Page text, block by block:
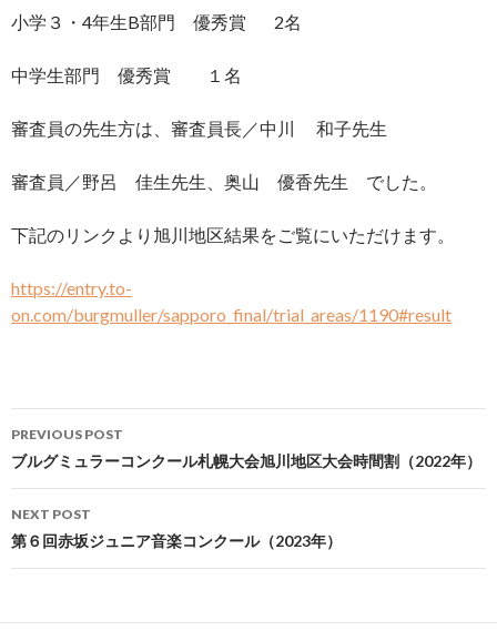
小学３・4年生B部門 優秀賞 2名
中学生部門 優秀賞 １名
審査員の先生方は、審査員長／中川 和子先生
審査員／野呂 佳生先生、奥山 優香先生 でした。
下記のリンクより旭川地区結果をご覧にいただけます。
https://entry.to-
on.com/burgmuller/sapporo_final/trial_areas/1190#result
Post
navigation
PREVIOUS POST
ブルグミュラーコンクール札幌大会旭川地区大会時間割（2022年）
NEXT POST
第６回赤坂ジュニア音楽コンクール（2023年）